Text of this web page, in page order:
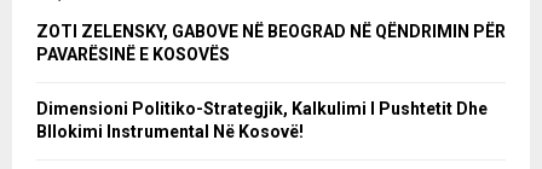
ZOTI ZELENSKY, GABOVE NË BEOGRAD NË QËNDRIMIN PËR
PAVARËSINË E KOSOVËS
Dimensioni Politiko-Strategjik, Kalkulimi I Pushtetit Dhe
Bllokimi Instrumental Në Kosovë!